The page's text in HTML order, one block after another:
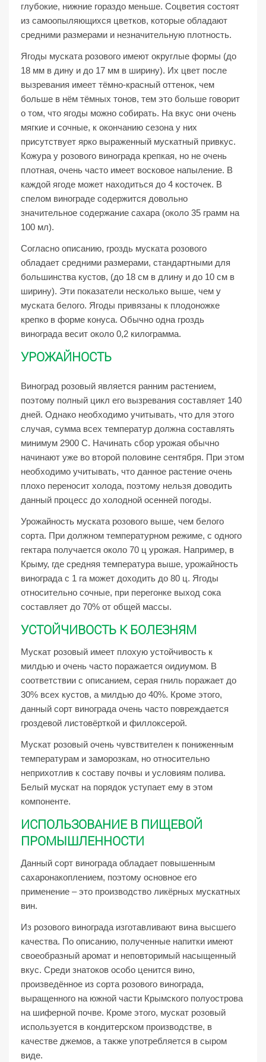
глубокие, нижние гораздо меньше. Соцветия состоят
из самоопыляющихся цветков, которые обладают
средними размерами и незначительную плотность.
Ягоды муската розового имеют округлые формы (до
18 мм в дину и до 17 мм в ширину). Их цвет после
вызревания имеет тёмно-красный оттенок, чем
больше в нём тёмных тонов, тем это больше говорит
о том, что ягоды можно собирать. На вкус они очень
мягкие и сочные, к окончанию сезона у них
присутствует ярко выраженный мускатный привкус.
Кожура у розового винограда крепкая, но не очень
плотная, очень часто имеет восковое напыление. В
каждой ягоде может находиться до 4 косточек. В
спелом винограде содержится довольно
значительное содержание сахара (около 35 грамм на
100 мл).
Согласно описанию, гроздь муската розового
обладает средними размерами, стандартными для
большинства кустов, (до 18 см в длину и до 10 см в
ширину). Эти показатели несколько выше, чем у
муската белого. Ягоды привязаны к плодоножке
крепко в форме конуса. Обычно одна гроздь
винограда весит около 0,2 килограмма.
УРОЖАЙНОСТЬ
Виноград розовый является ранним растением,
поэтому полный цикл его вызревания составляет 140
дней. Однако необходимо учитывать, что для этого
случая, сумма всех температур должна составлять
минимум 2900 С. Начинать сбор урожая обычно
начинают уже во второй половине сентября. При этом
необходимо учитывать, что данное растение очень
плохо переносит холода, поэтому нельзя доводить
данный процесс до холодной осенней погоды.
Урожайность муската розового выше, чем белого
сорта. При должном температурном режиме, с одного
гектара получается около 70 ц урожая. Например, в
Крыму, где средняя температура выше, урожайность
винограда с 1 га может доходить до 80 ц. Ягоды
относительно сочные, при перегонке выход сока
составляет до 70% от общей массы.
УСТОЙЧИВОСТЬ К БОЛЕЗНЯМ
Мускат розовый имеет плохую устойчивость к
милдью и очень часто поражается оидиумом. В
соответствии с описанием, серая гниль поражает до
30% всех кустов, а милдью до 40%. Кроме этого,
данный сорт винограда очень часто повреждается
гроздевой листовёрткой и филлоксерой.
Мускат розовый очень чувствителен к пониженным
температурам и заморозкам, но относительно
неприхотлив к составу почвы и условиям полива.
Белый мускат на порядок уступает ему в этом
компоненте.
ИСПОЛЬЗОВАНИЕ В ПИЩЕВОЙ
ПРОМЫШЛЕННОСТИ
Данный сорт винограда обладает повышенным
сахаронакоплением, поэтому основное его
применение – это производство ликёрных мускатных
вин.
Из розового винограда изготавливают вина высшего
качества. По описанию, полученные напитки имеют
своеобразный аромат и неповторимый насыщенный
вкус. Среди знатоков особо ценится вино,
произведённое из сорта розового винограда,
выращенного на южной части Крымского полуострова
на шиферной почве. Кроме этого, мускат розовый
используется в кондитерском производстве, в
качестве джемов, а также употребляется в сыром
виде.